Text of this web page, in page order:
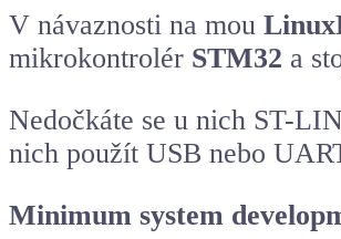
V návaznosti na mou
mikrokontrolér STM32 a
Nedočkáte se u nich ST-
nich použít USB nebo
Minimum system